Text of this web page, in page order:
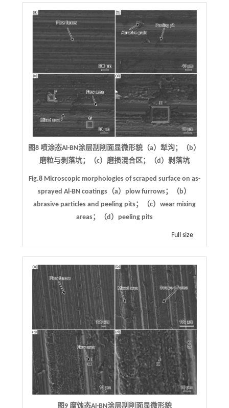
图8 喷涂态Al-BN涂层刮削面显微形貌（a）犁沟；（b）
磨粒与剥落坑；（c）磨损混合区；（d）剥落坑
Fig.8 Microscopic morphologies of scraped surface on as-
sprayed Al-BN coatings（a）plow furrows；（b）
abrasive particles and peeling pits；（c）wear mixing
areas；（d）peeling pits
Full size
图9 腐蚀态Al-BN涂层刮削面显微形貌